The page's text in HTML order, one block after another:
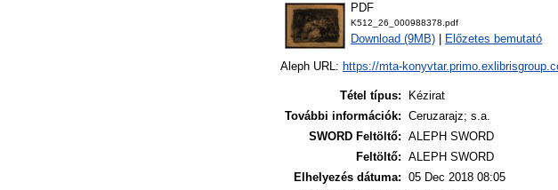
PDF
K512_26_000988378.pdf
Download (9MB) Előzetes bemutató
Aleph URL: https://mta-
Tétel típus:
Kézirat
További információk: Ceruzarajz; s.a.
SWORD Feltöltő: ALEPH SWORD
Feltöltő: ALEPH SWORD
Elhelyezés dátuma: 05 Dec 2018 08:05